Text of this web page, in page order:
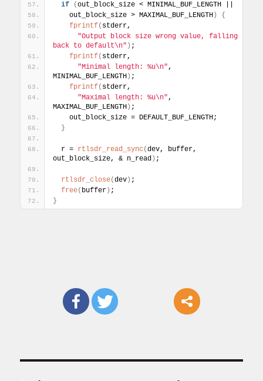
if (out_block_size < MINIMAL_BUF_LENGTH ||
    out_block_size > MAXIMAL_BUF_LENGTH
)
{
fprintf( stderr,
"Output block size wrong value, falling
back to default\n" ) ;
fprintf( stderr,
"Minimal length: %u\n",
MINIMAL_BUF_LENGTH ) ;
fprintf( stderr,
"Maximal length: %u\n",
MAXIMAL_BUF_LENGTH ) ;
    out_block_size = DEFAULT_BUF_LENGTH;
}
  r =
rtlsdr_read_sync(dev, buffer,
out_block_size, & n_read ) ;
rtlsdr_close(dev ) ;
free( buffer ) ;
}